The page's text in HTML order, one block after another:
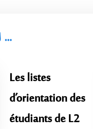
المنشورات ذات الصلة ...
Les listes
d’orientation des
étudiants de L2